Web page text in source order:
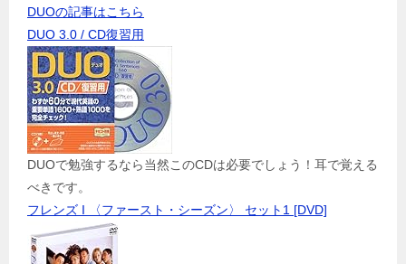
DUOの記事はこちら
DUO 3.0 / CD復習用
DUOで勉強するなら当然このCDは必要でしょう！耳で覚える
べきです。
フレンズ I 〈ファースト・シーズン〉 セット1 [DVD]